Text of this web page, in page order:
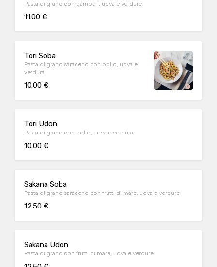
Pasta di grano con gamberi, uova e verdure
11.00 €
Tori Soba
Pasta di grano saraceno con pollo, uova e
verdura
10.00 €
Tori Udon
Pasta di grano con pollo, uova e verdura
10.00 €
Sakana Soba
Pasta di grano saraceno con frutti di mare, uova e verdure
12.50 €
Sakana Udon
Pasta di grano con frutti di mare, uova e verdure